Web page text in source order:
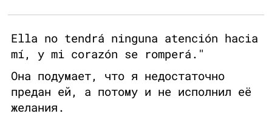
Ella no tendrá ninguna atención hacia
mí, y mi corazón se romperá."
Она подумает, что я недостаточно
предан ей, а потому и не исполнил её
желания.